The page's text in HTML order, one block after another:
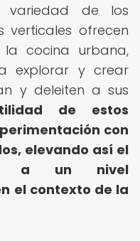
variedad de los
verticales ofrecen
cocina urbana,
explorar y crear
y deleiten a sus
de estos
con
elevando así el
a un nivel
el contexto de la